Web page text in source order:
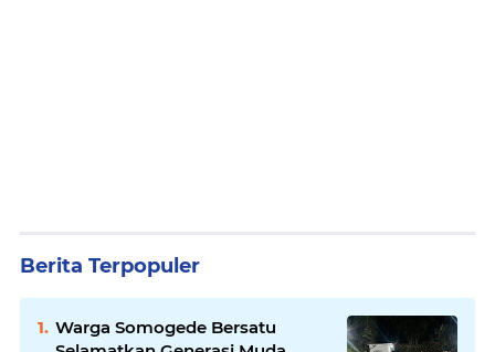
Berita Terpopuler
Warga Somogede Bersatu